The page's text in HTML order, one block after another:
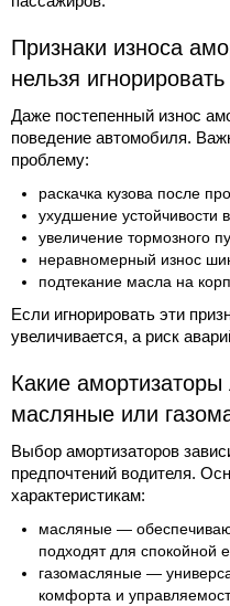
Признаки износа
нельзя игнорировать
Даже постепенный износ
поведение автомобиля.
проблему:
раскачка кузова после
ухудшение устойчивости
увеличение тормозного
неравномерный износ
подтекание масла на
Если игнорировать эти
увеличивается, а риск
Какие
масляные или
Выбор амортизаторов
предпочтений водителя.
характеристикам:
масляные —
подходят для спокойной
газомасляные —
комфорта и